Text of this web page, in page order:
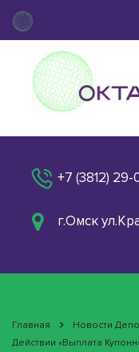
+7 (3812)
г.Омск
Главная Новости
Действии «Выплата